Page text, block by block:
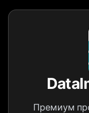
Премиум